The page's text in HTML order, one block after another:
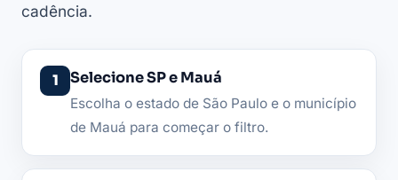
cadência.
Selecione SP e Mauá
Escolha o estado de São Paulo e o município
de Mauá para começar o filtro.